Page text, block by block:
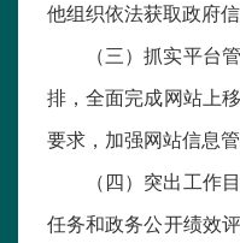
他组织依法获取政府信
（三）抓实平台
排，全面完成网站上
要求，加强网站信息
（四）突出工作
任务和政务公开绩效